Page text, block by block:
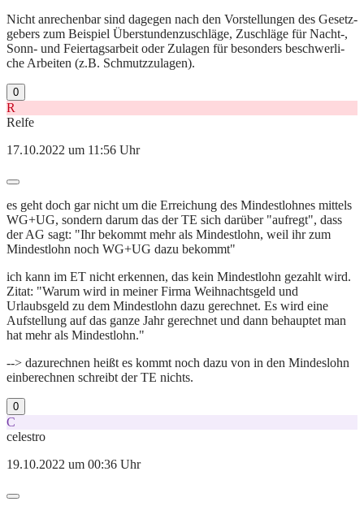
Nicht an­re­chen­bar sind da­ge­gen nach den Vor­stel­lun­gen des Ge­setz­
ge­bers zum Bei­spiel Über­stun­den­zu­schläge, Zu­schläge für Nacht-,
Sonn- und Fei­er­tags­ar­beit oder Zu­la­gen für be­son­ders be­schwer­li­
che Ar­bei­ten (z.B. Schmutz­zu­la­gen).
0
R
Relfe
17.10.2022 um 11:56 Uhr
es geht doch gar nicht um die Erreichung des Mindestlohnes mittels
WG+UG, sondern darum das der TE sich darüber "aufregt", dass
der AG sagt: "Ihr bekommt mehr als Mindestlohn, weil ihr zum
Mindestlohn noch WG+UG dazu bekommt"
ich kann im ET nicht erkennen, das kein Mindestlohn gezahlt wird.
Zitat: "Warum wird in meiner Firma Weihnachtsgeld und
Urlaubsgeld zu dem Mindestlohn dazu gerechnet. Es wird eine
Aufstellung auf das ganze Jahr gerechnet und dann behauptet man
hat mehr als Mindestlohn."
--> dazurechnen heißt es kommt noch dazu von in den Mindeslohn
einberechnen schreibt der TE nichts.
0
C
celestro
19.10.2022 um 00:36 Uhr